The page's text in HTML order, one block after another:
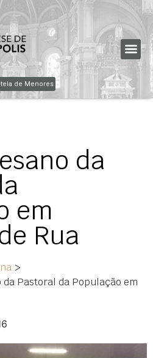
de Menores
da
em
Rua
>
Pastoral da População em